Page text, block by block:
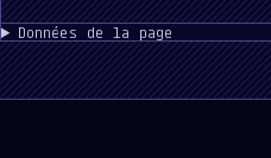
Données de la page